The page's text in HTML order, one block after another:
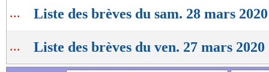
... Liste des brèves du sam. 28 mars 2020
... Liste des brèves du ven. 27 mars 2020